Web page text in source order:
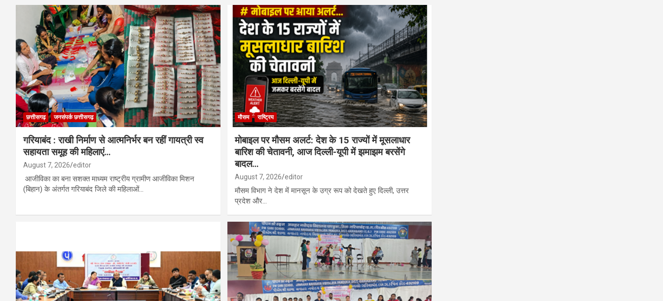
छत्तीसगढ़ जनसंपर्क छत्तीसगढ़
गरियाबंद : राखी निर्माण से आत्मनिर्भर बन रहीं गायत्री स्व
सहायता समूह की महिलाएं…
August 7, 2026 editor
आजीविका का बना सशक्त माध्यम राष्ट्रीय ग्रामीण आजीविका मिशन
(बिहान) के अंतर्गत गरियाबंद जिले की महिलाओं…
मौसम राष्ट्रिय
मोबाइल पर मौसम अलर्ट: देश के 15 राज्यों में मूसलाधार
बारिश की चेतावनी, आज दिल्ली-यूपी में झमाझम बरसेंगे
बादल…
August 7, 2026 editor
मौसम विभाग ने देश में मानसून के उग्र रूप को देखते हुए दिल्ली, उत्तर
प्रदेश और…